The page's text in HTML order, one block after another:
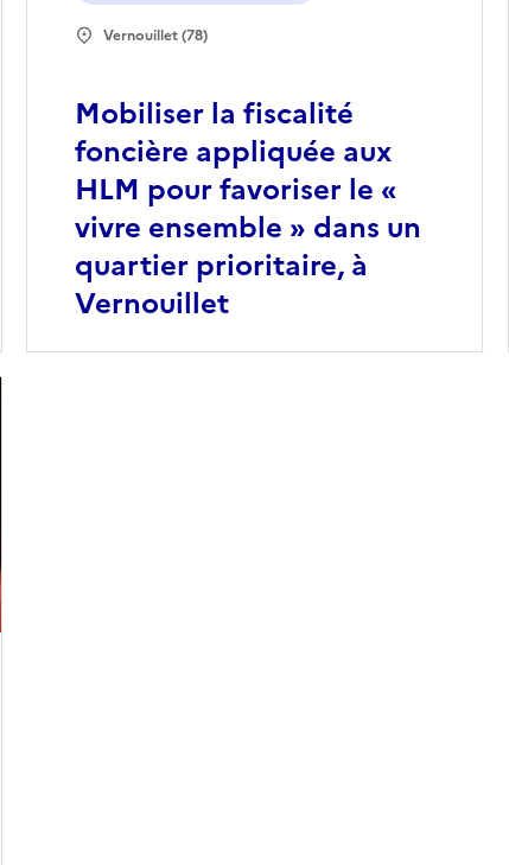
Mobiliser la fiscalité
foncière appliquée aux
HLM pour favoriser le «
vivre ensemble » dans un
quartier prioritaire, à
Vernouillet
Vernouillet (78)